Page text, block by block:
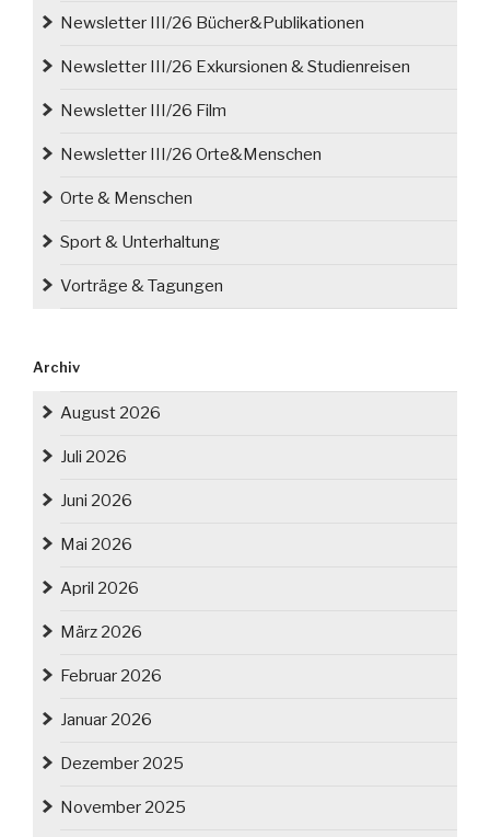
Newsletter III/26 Bücher&Publikationen
Newsletter III/26 Exkursionen & Studienreisen
Newsletter III/26 Film
Newsletter III/26 Orte&Menschen
Orte & Menschen
Sport & Unterhaltung
Vorträge & Tagungen
Archiv
August 2026
Juli 2026
Juni 2026
Mai 2026
April 2026
März 2026
Februar 2026
Januar 2026
Dezember 2025
November 2025